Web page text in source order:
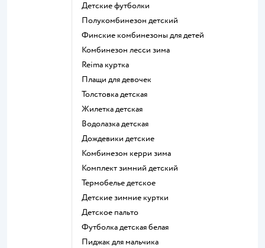
Детские футболки
Полукомбинезон детский
Финские комбинезоны для детей
Комбинезон лесси зима
Reima куртка
Плащи для девочек
Толстовка детская
Жилетка детская
Водолазка детская
Дождевики детские
Комбинезон керри зима
Комплект зимний детский
Термобелье детское
Детские зимние куртки
Детское пальто
Футболка детская белая
Пиджак для мальчика